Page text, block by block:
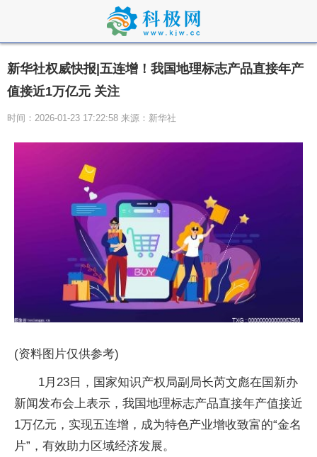
新华社权威快报|五连增！我国地理标志产品直接年产
值接近1万亿元 关注
时间：2026-01-23 17:22:58 来源：新华社
(资料图片仅供参考)
1月23日，国家知识产权局副局长芮文彪在国新办
新闻发布会上表示，我国地理标志产品直接年产值接近
1万亿元，实现五连增，成为特色产业增收致富的“金名
片”，有效助力区域经济发展。